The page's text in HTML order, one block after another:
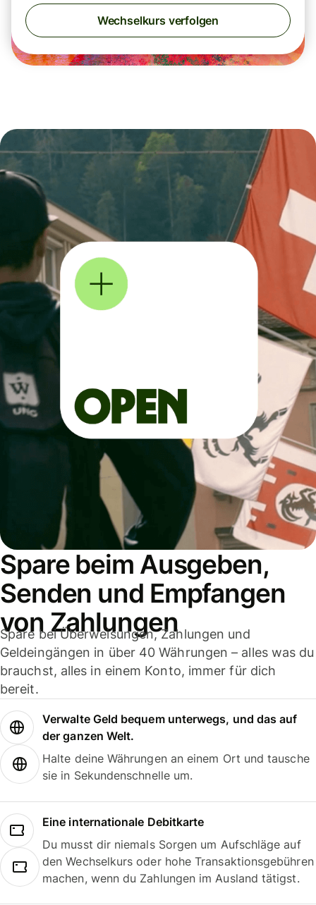
Wechselkurs verfolgen
Spare beim Ausgeben,
Senden und Empfangen
von Zahlungen
Spare bei Überweisungen, Zahlungen und
Geldeingängen in über 40 Währungen – alles was du
brauchst, alles in einem Konto, immer für dich
bereit.
Verwalte Geld bequem unterwegs, und das auf
der ganzen Welt.
Halte deine Währungen an einem Ort und tausche
sie in Sekundenschnelle um.
Eine internationale Debitkarte
Du musst dir niemals Sorgen um Aufschläge auf
den Wechselkurs oder hohe Transaktionsgebühren
machen, wenn du Zahlungen im Ausland tätigst.